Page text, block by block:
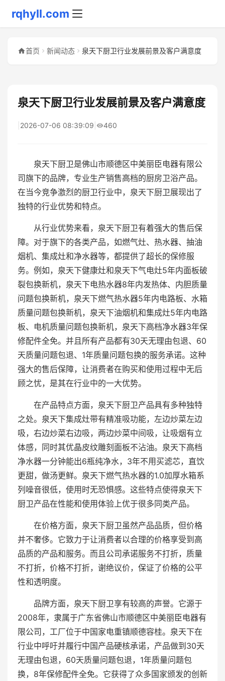
rqhyll.com
首页 新闻动态 泉天下厨卫行业发展前景及客户满意度
泉天下厨卫行业发展前景及客户满意度
2026-07-06 08:39:09 460
泉天下厨卫是佛山市顺德区中美丽臣电器有限公
司旗下的品牌，专业生产销售高档的厨房卫浴产品。
在当今竞争激烈的厨卫行业中，泉天下厨卫展现出了
独特的行业优势和特点。
从行业优势来看，泉天下厨卫有着强大的售后保
障。对于旗下的各类产品，如燃气灶、热水器、抽油
烟机、集成灶和净水器等，都提供了超长的保修服
务。例如，泉天下健康灶和泉天下气电灶5年内面板破
裂包换新机，泉天下电热水器8年内发热体、内胆质量
问题包换新机，泉天下燃气热水器5年内电路板、水箱
质量问题包换新机，泉天下油烟机和集成灶5年内电路
板、电机质量问题包换新机，泉天下高档净水器3年保
修配件全免。并且所有产品都有30天无理由包退、60
天质量问题包退、1年质量问题包换的服务承诺。这种
强大的售后保障，让消费者在购买和使用过程中无后
顾之忧，是其在行业中的一大优势。
在产品特点方面，泉天下厨卫产品具有多种独特
之处。泉天下集成灶带有精准吸功能，左边炒菜左边
吸，右边炒菜右边吸，两边炒菜中间吸，让吸烟有立
体感，同时其优晶皮纹雕刻面板不沾油。泉天下高档
净水器一分钟能出6瓶纯净水，3年不用买滤芯，直饮
更甜，做汤更鲜。泉天下燃气热水器的1.0加厚水箱系
列噪音很低，使用时无恐惧感。这些特点使得泉天下
厨卫产品在性能和使用体验上优于很多同类产品。
在价格方面，泉天下厨卫虽然产品品质，但价格
并不奢侈。它致力于让消费者以合理的价格享受到高
品质的产品和服务。而且公司承诺服务不打折，质量
不打折，价格不打折，谢绝议价，保证了价格的公平
性和透明度。
品牌方面，泉天下厨卫享有较高的声誉。它源于
2008年，隶属于广东省佛山市顺德区中美丽臣电器有
限公司，工厂位于中国家电重镇顺德容桂。泉天下在
行业中呼吁并履行中国产品硬核承诺，产品做到30天
无理由包退，60天质量问题包退，1年质量问题包
换，8年保修配件全免。它获得了众多国家颁发的创新